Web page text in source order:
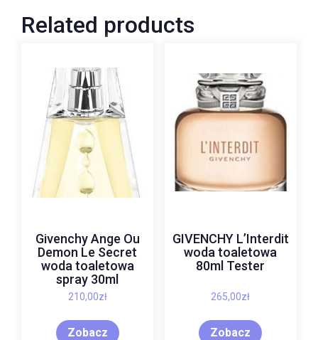
Related products
Givenchy Ange Ou
Demon Le Secret
woda toaletowa
spray 30ml
210,00zł
Zobacz
GIVENCHY L’Interdit
woda toaletowa
80ml Tester
265,00zł
Zobacz